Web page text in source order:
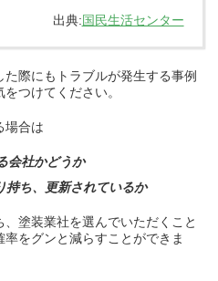
出典:国民生活センター
際にもトラブルが発生する事例
つけてください。
場合は
会社かどうか
持ち、更新されているか
塗装業社を選んでいただくこと
をグンと減らすことができま